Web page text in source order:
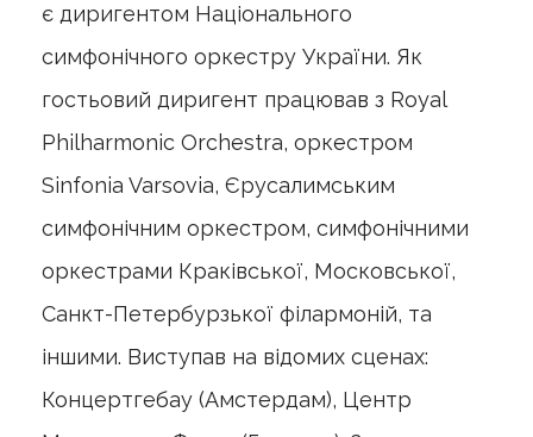
є диригентом Національного
симфонічного оркестру України. Як
гостьовий диригент працював з Royal
Philharmonic Orchestra, оркестром
Sinfonia Varsovia, Єрусалимським
симфонічним оркестром, симфонічними
оркестрами Краківської, Московської,
Санкт-Петербурзької філармоній, та
іншими. Виступав на відомих сценах:
Концертгебау (Амстердам), Центр